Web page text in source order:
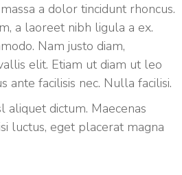
a dolor tincidunt rhoncus.
a laoreet nibh ligula a ex.
Nam justo diam,
elit. Etiam ut diam ut leo
facilisis nec. Nulla facilisi.
aliquet dictum. Maecenas
luctus, eget placerat magna